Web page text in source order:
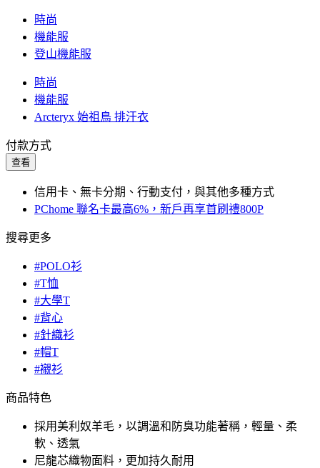
時尚
機能服
登山機能服
時尚
機能服
Arcteryx 始祖鳥 排汗衣
付款方式
查看
信用卡、無卡分期、行動支付，與其他多種方式
PChome 聯名卡最高6%，新戶再享首刷禮800P
搜尋更多
#POLO衫
#T恤
#大學T
#背心
#針織衫
#帽T
#襯衫
商品特色
採用美利奴羊毛，以調溫和防臭功能著稱，輕量、柔
軟、透氣
尼龍芯織物面料，更加持久耐用